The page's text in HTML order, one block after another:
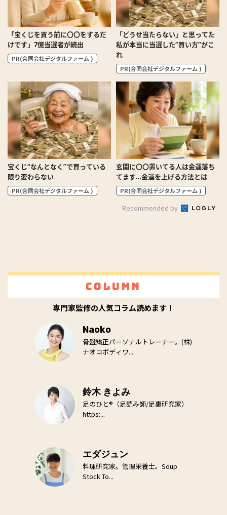
「宝くじを買う前に〇〇をするだ
けです」7億当選者が続出
PR(合同会社デジタルファーム )
「どうせ当たらない」と思ってた
私が本当に当選した“買い方”がこ
れ
PR(合同会社デジタルファーム )
宝くじ“なんとなく”で買っている
限り変わらない
PR(合同会社デジタルファーム )
玄関に〇〇置いてる人は金運落ち
てます…金運を上げる方法とは
PR(合同会社デジタルファーム )
Recommended by
Column
専門家監修の人気コラム読めます！
Naoko
骨盤矯正パーソナルトレーナー。(株)
ナオコボディワ...
鈴木 きよみ
足のひと®（足読み師/足裏研究家）
https:...
エダジュン
料理研究家。管理栄養士。Soup
Stock To...